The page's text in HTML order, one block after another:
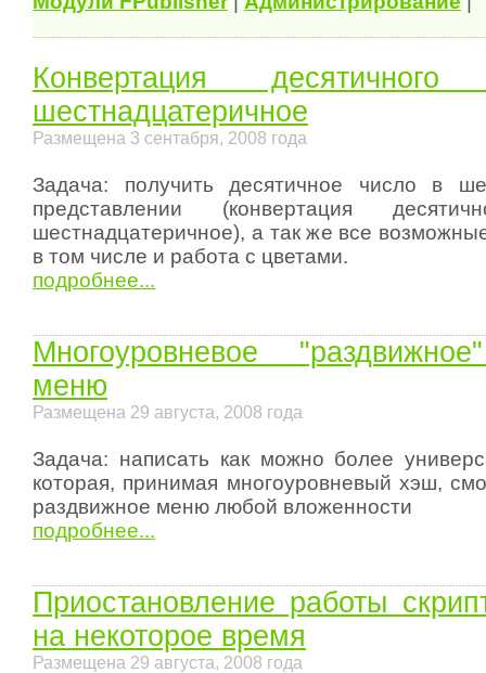
Конвертация
шестнадцатеричное
Размещена 3 сентабря, 2008 года
Задача: получить десятичное число в
представлении (конвертация
шестнадцатеричное), а так же все
в том числе и работа с цветами.
подробнее...
Многоуровневое
меню
Размещена 29 августа, 2008 года
Задача: написать как можно более
которая, принимая многоуровневый хэш,
раздвижное меню любой вложенности
подробнее...
Приостановление работы
на некоторое время
Размещена 29 августа, 2008 года